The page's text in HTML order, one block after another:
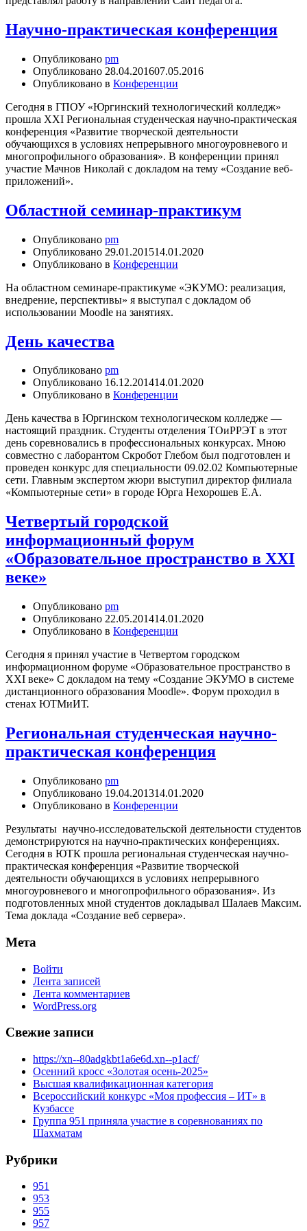
Научно-практическая конференция
Опубликовано pm
Опубликовано 28.04.201607.05.2016
Опубликовано в Конференции
Сегодня в ГПОУ «Юргинский технологический колледж»
прошла XXI Региональная студенческая научно-практическая
конференция «Развитие творческой деятельности
обучающихся в условиях непрерывного многоуровневого и
многопрофильного образования». В конференции принял
участие Мачнов Николай с докладом на тему «Создание веб-
приложений».
Областной семинар-практикум
Опубликовано pm
Опубликовано 29.01.201514.01.2020
Опубликовано в Конференции
На областном семинаре-практикуме «ЭКУМО: реализация,
внедрение, перспективы» я выступал с докладом об
использовании Moodle на занятиях.
День качества
Опубликовано pm
Опубликовано 16.12.201414.01.2020
Опубликовано в Конференции
День качества в Юргинском технологическом колледже —
настоящий праздник. Студенты отделения ТОиРРЭТ в этот
день соревновались в профессиональных конкурсах. Мною
совместно с лаборантом Скробот Глебом был подготовлен и
проведен конкурс для специальности 09.02.02 Компьютерные
сети. Главным экспертом жюри выступил директор филиала
«Компьютерные сети» в городе Юрга Нехорошев Е.А.
Четвертый городской
информационный форум
«Образовательное пространство в XXI
веке»
Опубликовано pm
Опубликовано 22.05.201414.01.2020
Опубликовано в Конференции
Сегодня я принял участие в Четвертом городском
информационном форуме «Образовательное пространство в
XXI веке» С докладом на тему «Создание ЭКУМО в системе
дистанционного образования Moodle». Форум проходил в
стенах ЮТМиИТ.
Региональная студенческая научно-
практическая конференция
Опубликовано pm
Опубликовано 19.04.201314.01.2020
Опубликовано в Конференции
Результаты научно-исследовательской деятельности студентов
демонстрируются на научно-практических конференциях.
Сегодня в ЮТК прошла региональная студенческая научно-
практическая конференция «Развитие творческой
деятельности обучающихся в условиях непрерывного
многоуровневого и многопрофильного образования». Из
подготовленных мной студентов докладывал Шалаев Максим.
Тема доклада «Создание веб сервера».
Мета
Войти
Лента записей
Лента комментариев
WordPress.org
Свежие записи
https://xn--80adgkbt1a6e6d.xn--p1acf/
Осенний кросс «Золотая осень-2025»
Высшая квалификационная категория
Всероссийский конкурс «Моя профессия – ИТ» в
Кузбассе
Группа 951 приняла участие в соревнованиях по
Шахматам
Рубрики
951
953
955
957